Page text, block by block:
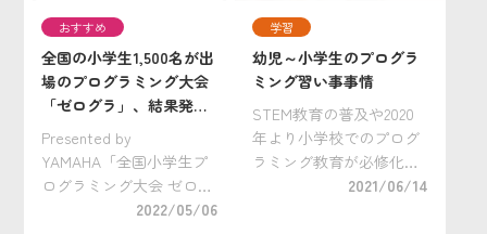
おすすめ
全国の小学生1,500名が出
場のプログラミング大会
「ゼログラ」、結果発
表！
Presented by
YAMAHA「全国小学生プ
ログラミング大会 ゼロワ
ングランドスラム」（通
2022/05/06
学習
幼児～小学生のプログラ
ミング習い事事情
STEM教育の普及や2020
年より小学校でのプログ
ラミング教育が必修化し
たことに伴い、子どもた
2021/06/14